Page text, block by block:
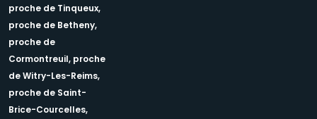
proche de Tinqueux,
proche de Betheny,
proche de
Cormontreuil, proche
de Witry-Les-Reims,
proche de Saint-
Brice-Courcelles,